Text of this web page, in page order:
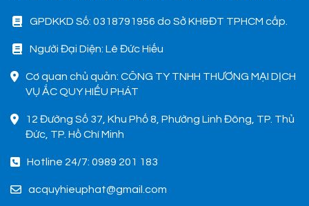
GPDKKD Số: 0318791956 do Sở KH&ĐT TPHCM cấp.
Người Đại Diện: Lê Đức Hiếu
Cơ quan chủ quản: CÔNG TY TNHH THƯƠNG MẠI DỊCH
VỤ ẮC QUY HIẾU PHÁT
12 Đường Số 37, Khu Phố 8, Phường Linh Đông, TP. Thủ
Đức, TP. Hồ Chí Minh
Hotline 24/7: 0989 201 183
acquyhieuphat@gmail.com